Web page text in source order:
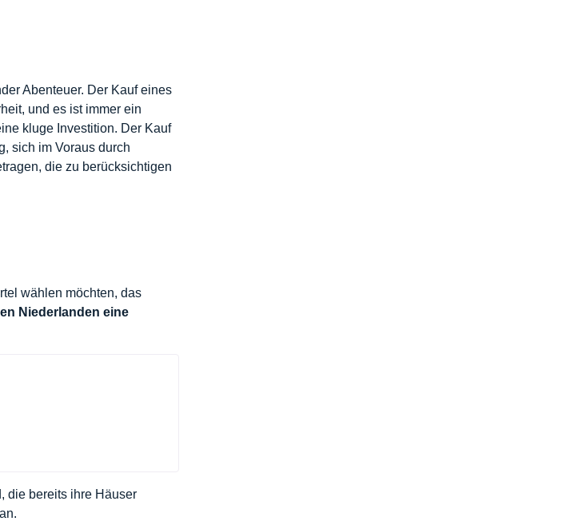
Abenteuer. Der Kauf eines
und es ist immer ein
kluge Investition. Der Kauf
sich im Voraus durch
die zu berücksichtigen
wählen möchten, das
Niederlanden eine
die bereits ihre Häuser
an.